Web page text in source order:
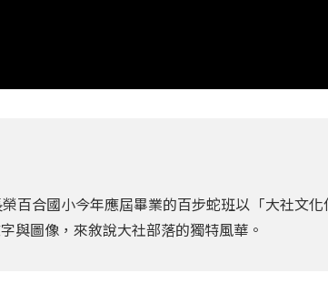
百合國小今年應屆畢業的百步蛇班以「大社文化
與圖像，來敘說大社部落的獨特風華。